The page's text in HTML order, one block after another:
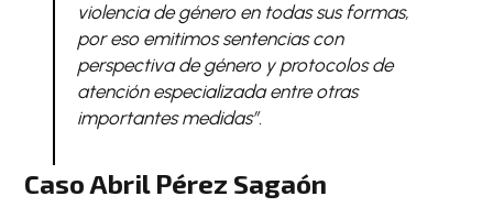
violencia de género en todas sus formas,
por eso emitimos sentencias con
perspectiva de género y protocolos de
atención especializada entre otras
importantes medidas”.
Caso Abril Pérez Sagaón